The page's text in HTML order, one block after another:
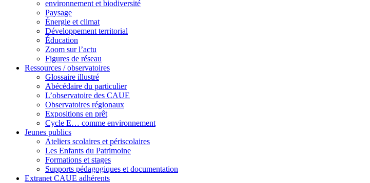
environnement et biodiversité
Paysage
Énergie et climat
Développement territorial
Éducation
Zoom sur l’actu
Figures de réseau
Ressources / observatoires
Glossaire illustré
Abécédaire du particulier
L’observatoire des CAUE
Observatoires régionaux
Expositions en prêt
Cycle E… comme environnement
Jeunes publics
Ateliers scolaires et périscolaires
Les Enfants du Patrimoine
Formations et stages
Supports pédagogiques et documentation
Extranet CAUE adhérents